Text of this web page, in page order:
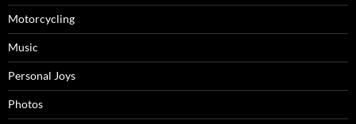
Motorcycling
Music
Personal Joys
Photos